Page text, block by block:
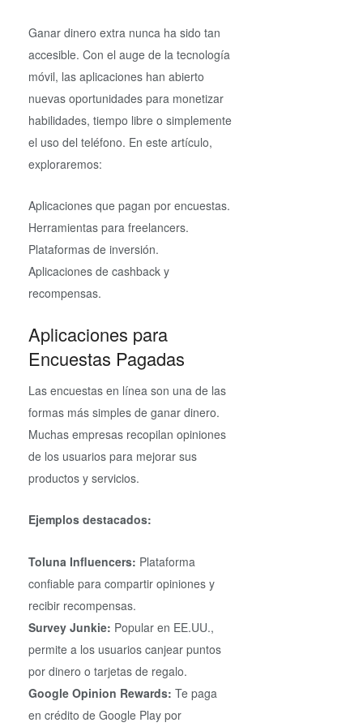
Ganar dinero extra nunca ha sido tan
accesible. Con el auge de la tecnología
móvil, las aplicaciones han abierto
nuevas oportunidades para monetizar
habilidades, tiempo libre o simplemente
el uso del teléfono. En este artículo,
exploraremos:
Aplicaciones que pagan por encuestas.
Herramientas para freelancers.
Plataformas de inversión.
Aplicaciones de cashback y
recompensas.
Aplicaciones para
Encuestas Pagadas
Las encuestas en línea son una de las
formas más simples de ganar dinero.
Muchas empresas recopilan opiniones
de los usuarios para mejorar sus
productos y servicios.
Ejemplos destacados:
Toluna Influencers: Plataforma
confiable para compartir opiniones y
recibir recompensas.
Survey Junkie: Popular en EE.UU.,
permite a los usuarios canjear puntos
por dinero o tarjetas de regalo.
Google Opinion Rewards: Te paga
en crédito de Google Play por